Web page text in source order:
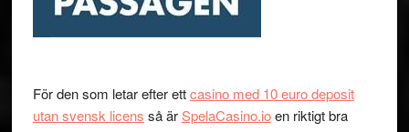
För den som letar efter ettcasino med 10 euro deposit
utan svensk licens så ärSpelaCasino.ioen riktigt bra